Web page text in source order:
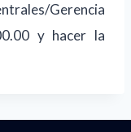
Gerencia
y hacer la